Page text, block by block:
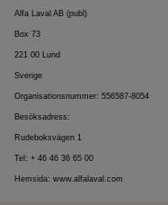
Alfa Laval AB (publ)
Box 73
221 00 Lund
Sverige
Organisationsnummer: 556587-8054
Besöksadress:
Rudeboksvägen 1
Tel: + 46 46 36 65 00
Hemsida: www.alfalaval.com